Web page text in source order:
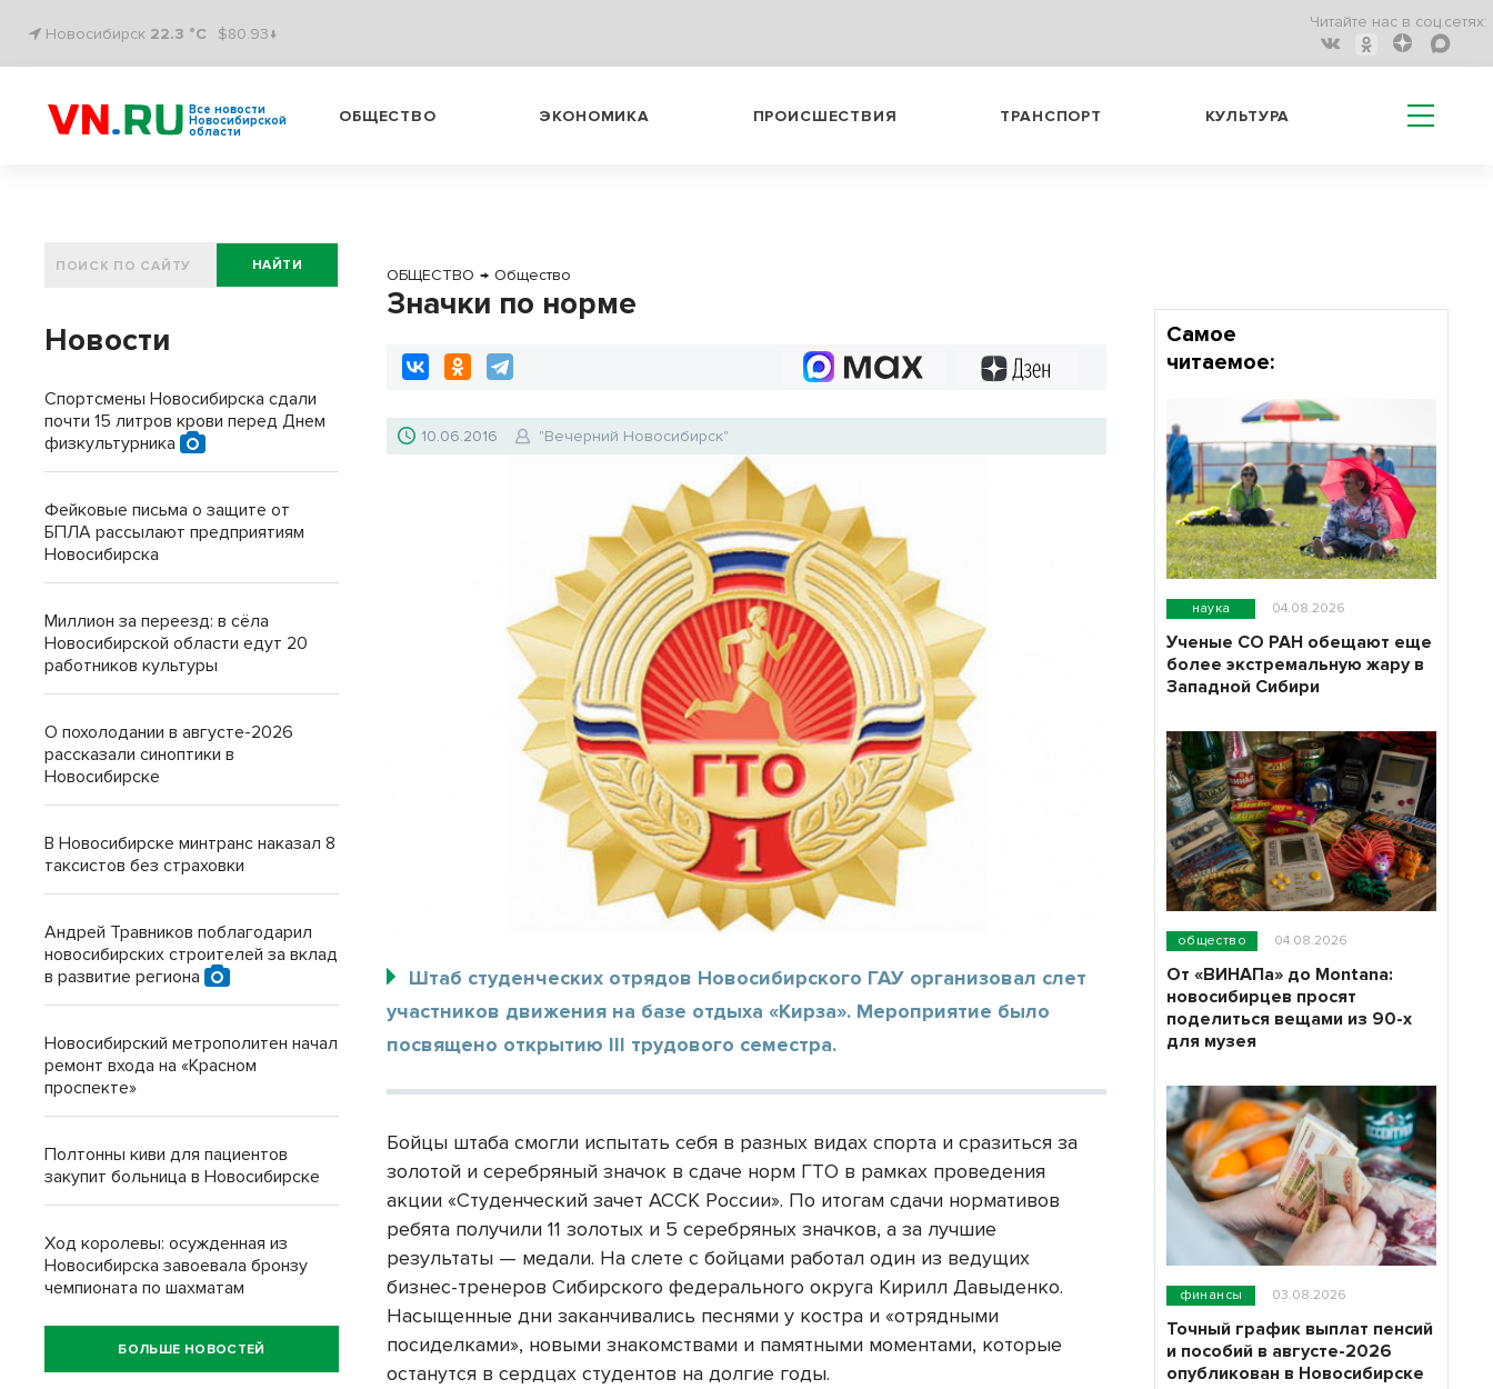
Новосибирск 22.3 °C $80.93↓
Читайте нас в соц.сетях:
Все новости
Новосибирской
области
ОБЩЕСТВО ЭКОНОМИКА ПРОИСШЕСТВИЯ ТРАНСПОРТ КУЛЬТУРА
ОБЩЕСТВО → Общество
Значки по норме
10.06.2016 "Вечерний Новосибирск"
Штаб студенческих отрядов Новосибирского ГАУ организовал слет
участников движения на базе отдыха «Кирза». Мероприятие было
посвящено открытию III трудового семестра.
Бойцы штаба смогли испытать себя в разных видах спорта и сразиться за
золотой и серебряный значок в сдаче норм ГТО в рамках проведения
акции «Студенческий зачет АССК России». По итогам сдачи нормативов
ребята получили 11 золотых и 5 серебряных значков, а за лучшие
результаты — медали. На слете с бойцами работал один из ведущих
бизнес-тренеров Сибирского федерального округа Кирилл Давыденко.
Насыщенные дни заканчивались песнями у костра и «отрядными
посиделками», новыми знакомствами и памятными моментами, которые
останутся в сердцах студентов на долгие годы.
НАЙТИ
Новости
Спортсмены Новосибирска сдали
почти 15 литров крови перед Днем
физкультурника
Фейковые письма о защите от
БПЛА рассылают предприятиям
Новосибирска
Миллион за переезд: в сёла
Новосибирской области едут 20
работников культуры
О похолодании в августе-2026
рассказали синоптики в
Новосибирске
В Новосибирске минтранс наказал 8
таксистов без страховки
Андрей Травников поблагодарил
новосибирских строителей за вклад
в развитие региона
Новосибирский метрополитен начал
ремонт входа на «Красном
проспекте»
Полтонны киви для пациентов
закупит больница в Новосибирске
Ход королевы: осужденная из
Новосибирска завоевала бронзу
чемпионата по шахматам
БОЛЬШЕ НОВОСТЕЙ
Самое
читаемое:
наука 04.08.2026
Ученые СО РАН обещают еще
более экстремальную жару в
Западной Сибири
общество 04.08.2026
От «ВИНАПа» до Montana:
новосибирцев просят
поделиться вещами из 90-х
для музея
финансы 03.08.2026
Точный график выплат пенсий
и пособий в августе-2026
опубликован в Новосибирске